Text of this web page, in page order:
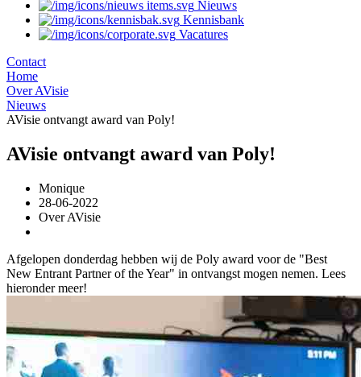
Nieuws
Kennisbank
Vacatures
Contact
Home
Over AVisie
Nieuws
AVisie ontvangt award van Poly!
AVisie ontvangt award van Poly!
Monique
28-06-2022
Over AVisie
Afgelopen donderdag hebben wij de Poly award voor de "Best
New Entrant Partner of the Year" in ontvangst mogen nemen. Lees
hieronder meer!